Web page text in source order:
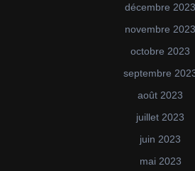
décembre 2023
novembre 2023
octobre 2023
septembre
août 2023
juillet 2023
juin 2023
mai 2023